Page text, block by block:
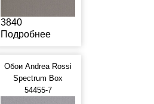
3840
Подробнее
Обои Andrea Rossi
Spectrum Box
54455-7